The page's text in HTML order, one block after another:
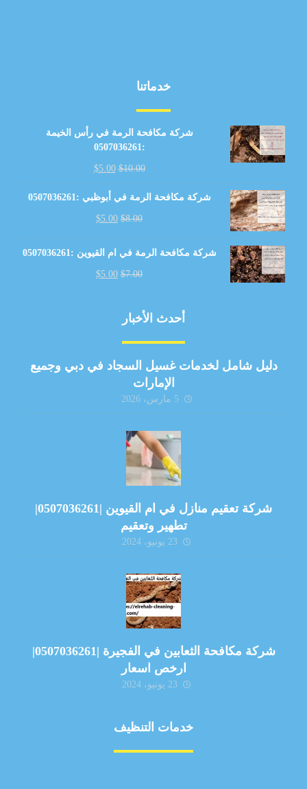
خدماتنا
شركة مكافحة الرمة في رأس الخيمة
:0507036261
$10.00
$5.00
شركة مكافحة الرمة في أبوظبي :0507036261
$8.00
$5.00
شركة مكافحة الرمة في ام القيوين :0507036261
$7.00
$5.00
أحدث الأخبار
دليل شامل لخدمات غسيل السجاد في دبي وجميع
الإمارات
5 مارس، 2026
شركة تعقيم منازل في ام القيوين |0507036261|
تطهير وتعقيم
23 يونيو، 2024
شركة مكافحة الثعابين في الفجيرة |0507036261|
ارخص اسعار
23 يونيو، 2024
خدمات التنظيف